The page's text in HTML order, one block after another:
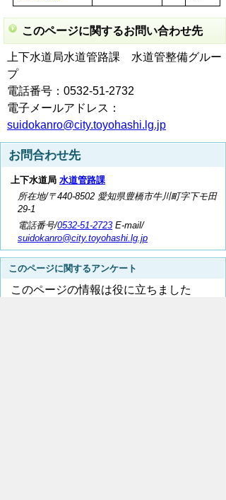
このページに関するお問い合わせ先
上下水道局水道管路課 水道管整備グルー
プ
電話番号：0532-51-2732
電子メールアドレス：
suidokanro@city.toyohashi.lg.jp
お問合わせ先
上下水道局 水道管路課
所在地/〒440-8502 愛知県豊橋市牛川町字下モ田
29-1
電話番号/0532-51-2723 E-mail/
suidokanro@city.toyohashi.lg.jp
このページに関するアンケート
このページの情報は役に立ちました